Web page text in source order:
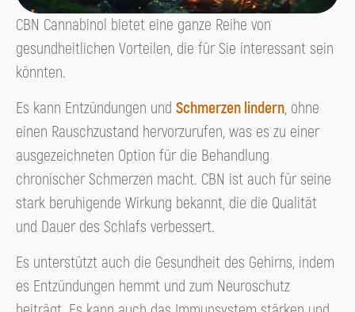
CBN Cannabinol bietet eine ganze Reihe von
gesundheitlichen Vorteilen, die für Sie interessant sein
könnten.
Es kann Entzündungen und Schmerzen lindern, ohne
einen Rauschzustand hervorzurufen, was es zu einer
ausgezeichneten Option für die Behandlung
chronischer Schmerzen macht. CBN ist auch für seine
stark beruhigende Wirkung bekannt, die die Qualität
und Dauer des Schlafs verbessert.
Es unterstützt auch die Gesundheit des Gehirns, indem
es Entzündungen hemmt und zum Neuroschutz